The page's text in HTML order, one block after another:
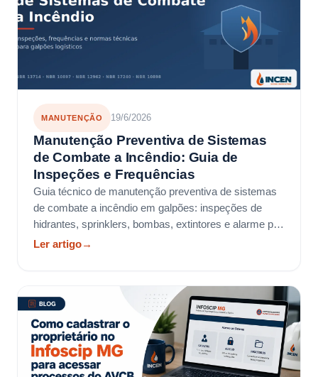
MANUTENÇÃO 19/6/2026
Manutenção Preventiva de Sistemas
de Combate a Incêndio: Guia de
Inspeções e Frequências
Guia técnico de manutenção preventiva de sistemas
de combate a incêndio em galpões: inspeções de
hidrantes, sprinklers, bombas, extintores e alarme por
norma.
Ler artigo→